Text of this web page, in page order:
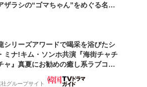
ザラシの“ゴマちゃん”をめぐる名作
シリーズアワードで喝采を浴びたシ
ミナ!キム・ソンホ共演『海街チャチ
ャ』真夏にお勧めの癒し系ラブコメ!
グループサイト